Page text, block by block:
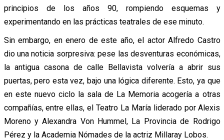
principios de los años 90, rompiendo esquemas y
experimentando en las prácticas teatrales de ese minuto.
Sin embargo, en enero de este año, el actor Alfredo Castro
dio una noticia sorpresiva: pese las desventuras económicas,
la antigua casona de calle Bellavista volvería a abrir sus
puertas, pero esta vez, bajo una lógica diferente. Esto, ya que
en este nuevo ciclo la sala de La Memoria acogería a otras
compañías, entre ellas, el Teatro La María liderado por Alexis
Moreno y Alexandra Von Hummel, La Provincia de Rodrigo
Pérez y la Academia Nómades de la actriz Millaray Lobos.